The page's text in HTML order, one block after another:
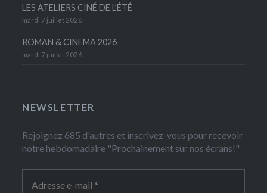
LES ATELIERS CINÉ DE L’ÉTÉ
mardi 7 juillet 2026
ROMAN & CINEMA 2026
mardi 7 juillet 2026
NEWSLETTER
Rejoignez 685 d'autres et inscrivez-vous pour recevoir
notre hebdomadaire "Prochainement sur nos écrans!"